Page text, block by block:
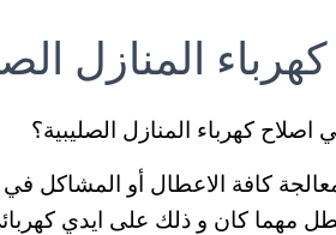
المنازل
كهرباء المنازل الصليبية؟
كافة الاعطال أو المشاكل في
مهما كان و ذلك على ايدي